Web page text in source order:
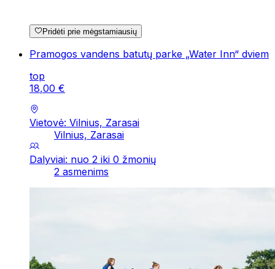
Pridėti prie mėgstamiausių
Pramogos vandens batutų parke „Water Inn“ dviem
top
18,00 €
Vietovė: Vilnius, Zarasai
Vilnius, Zarasai
Dalyviai: nuo 2 iki 0 žmonių
2 asmenims